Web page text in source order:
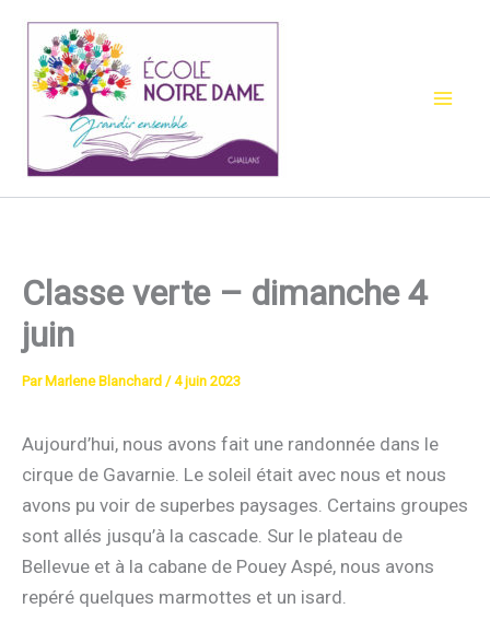
contenu
Classe verte – dimanche 4
juin
Par Marlene Blanchard /4 juin 2023
Aujourd’hui, nous avons fait une randonnée dans le
cirque de Gavarnie. Le soleil était avec nous et nous
avons pu voir de superbes paysages. Certains groupes
sont allés jusqu’à la cascade. Sur le plateau de
Bellevue et à la cabane de Pouey Aspé, nous avons
repéré quelques marmottes et un isard.